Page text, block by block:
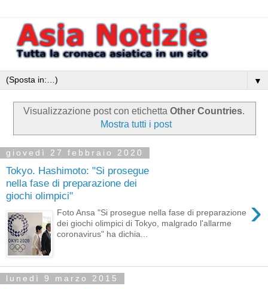
▼
Visualizzazione post con etichetta Other Countries.
Mostra tutti i post
giovedì 27 febbraio 2020
Tokyo. Hashimoto: "Si prosegue
nella fase di preparazione dei
giochi olimpici"
›
Foto Ansa "Si prosegue nella fase di preparazione
dei giochi olimpici di Tokyo, malgrado l'allarme
coronavirus" ha dichia...
lunedì 9 marzo 2015